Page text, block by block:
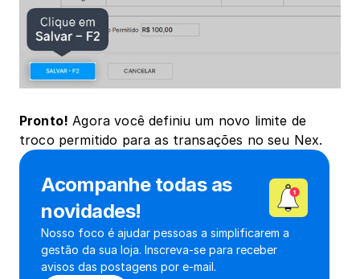
Pronto! Agora você definiu um novo limite de
troco permitido para as transações no seu Nex.
Acompanhe todas as
novidades!
Nosso foco é ajudar pessoas a simplificarem a
gestão da sua loja. Inscreva-se para receber
avisos das postagens por e-mail.